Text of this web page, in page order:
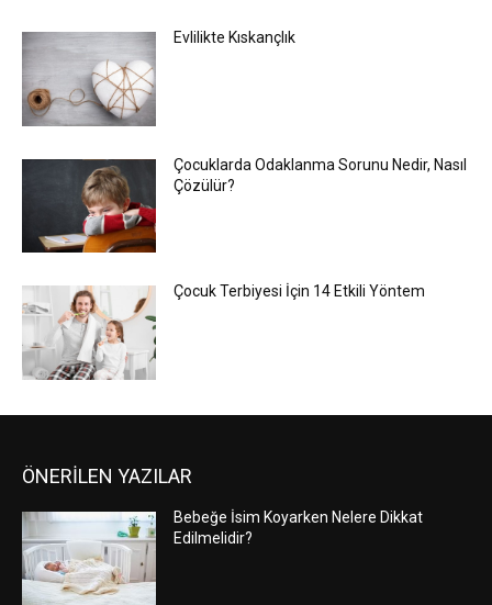
Evlilikte Kıskançlık
Çocuklarda Odaklanma Sorunu Nedir, Nasıl
Çözülür?
Çocuk Terbiyesi İçin 14 Etkili Yöntem
ÖNERİLEN YAZILAR
Bebeğe İsim Koyarken Nelere Dikkat
Edilmelidir?